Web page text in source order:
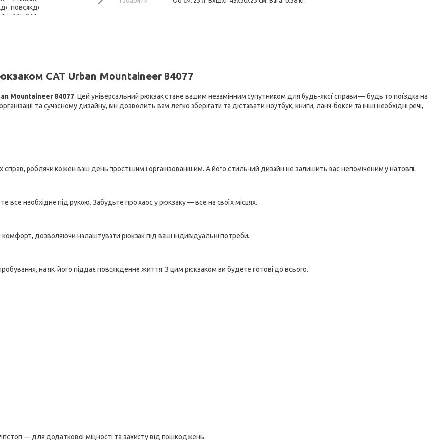
CAT Urban Mountaineer 84077
Mountaineer 84077. Цей універсальний рюкзак стане вашим незамінним супутником для будь-якої справи — будь то поїздка на
та сучасному дизайну, він дозволить вам легко зберігати та діставати ноутбук, книги, ланч-бокси та інші необхідні речі,
роблячи кожен ваш день простішим і організованішим. А його стильний дизайн не залишить вас непоміченим у натовпі.
все необхідне під рукою. Забудьте про хаос у рюкзаку — все на своїх місцях.
дозволяючи налаштувати рюкзак під ваші індивідуальні потреби.
на які його піддає повсякденне життя. З цим рюкзаком ви будете готові до всього.
— для додаткової міцності та захисту від пошкоджень.